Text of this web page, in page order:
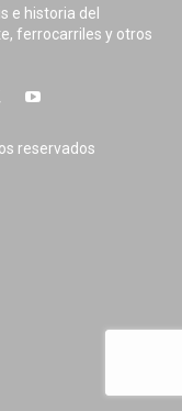
e historia del
ferrocarriles y otros
reservados